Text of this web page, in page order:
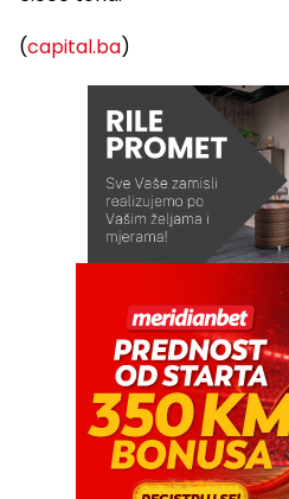
(capital.ba)